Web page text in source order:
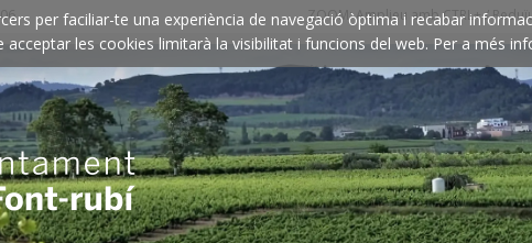
per faciliar-te una experiència de navegació òptima i recabar
acceptar les cookies limitarà la visibilitat i funcions del web. Per a més
ZOOM: Amplieu amb CTRL+ /